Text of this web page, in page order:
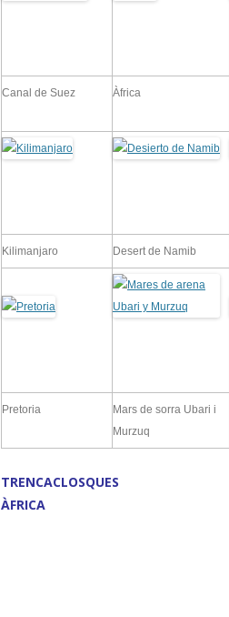
Canal de Suez Àfrica
Kilimanjaro Desert de Namib
Pretoria
Mars de sorra Ubari i
Murzuq
TRENCACLOSQUES
ÀFRICA